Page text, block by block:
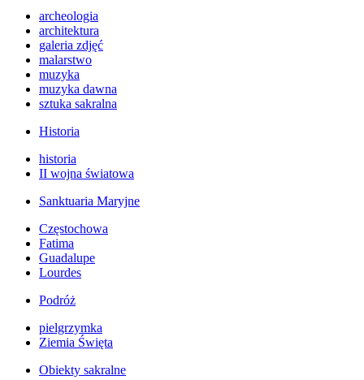
archeologia
architektura
galeria zdjęć
malarstwo
muzyka
muzyka dawna
sztuka sakralna
Historia
historia
II wojna światowa
Sanktuaria Maryjne
Częstochowa
Fatima
Guadalupe
Lourdes
Podróż
pielgrzymka
Ziemia Święta
Obiekty sakralne